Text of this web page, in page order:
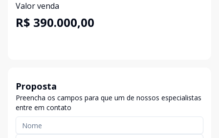
Valor venda
R$ 390.000,00
Proposta
Preencha os campos para que um de nossos especialistas
entre em contato